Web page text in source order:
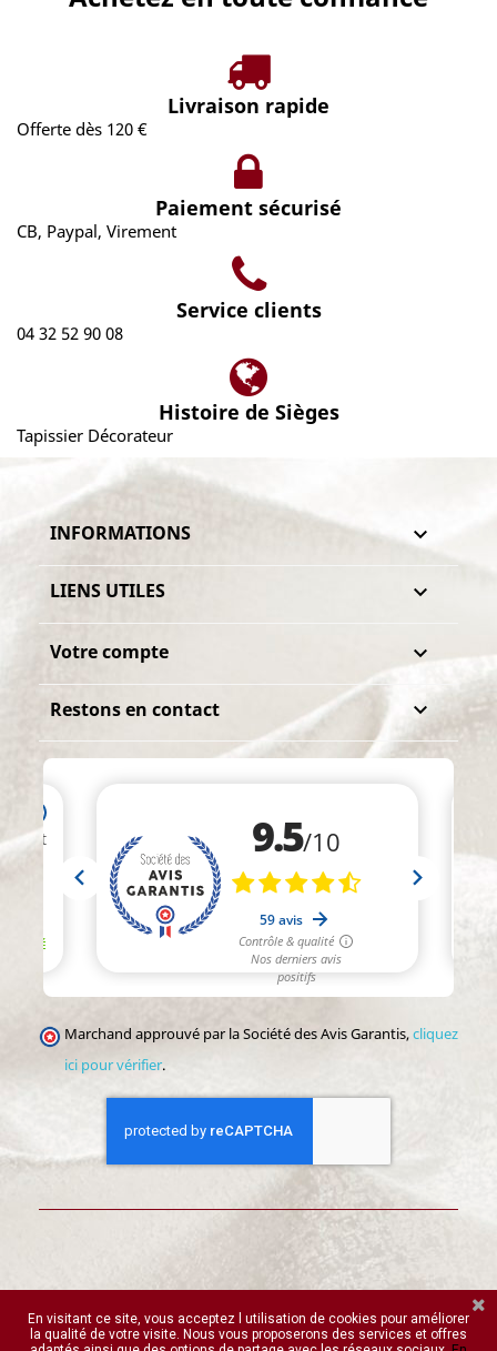
Livraison rapide
Offerte dès 120 €
Paiement sécurisé
CB, Paypal, Virement
Service clients
04 32 52 90 08
Histoire de Sièges
Tapissier Décorateur
INFORMATIONS 
LIENS UTILES 
Votre compte 
Restons en contact 
Marchand approuvé par la Société des Avis Garantis,cliquez
ici pour vérifier.
Histoire de Sièges ©2002-2026-Tous droits réservés
En visitant ce site, vous acceptez l utilisation de cookies pour améliorer
la qualité de votre visite. Nous vous proposerons des services et offres